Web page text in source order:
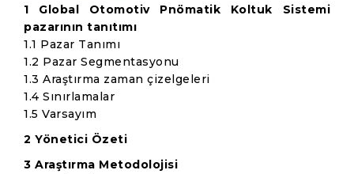
1 Global Otomotiv Pnömatik Koltuk Sistemi
pazarının tanıtımı
1.1 Pazar Tanımı
1.2 Pazar Segmentasyonu
1.3 Araştırma zaman çizelgeleri
1.4 Sınırlamalar
1.5 Varsayım
2 Yönetici Özeti
3 Araştırma Metodolojisi